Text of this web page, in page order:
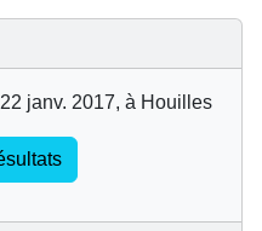
janv. 2017, à Houilles